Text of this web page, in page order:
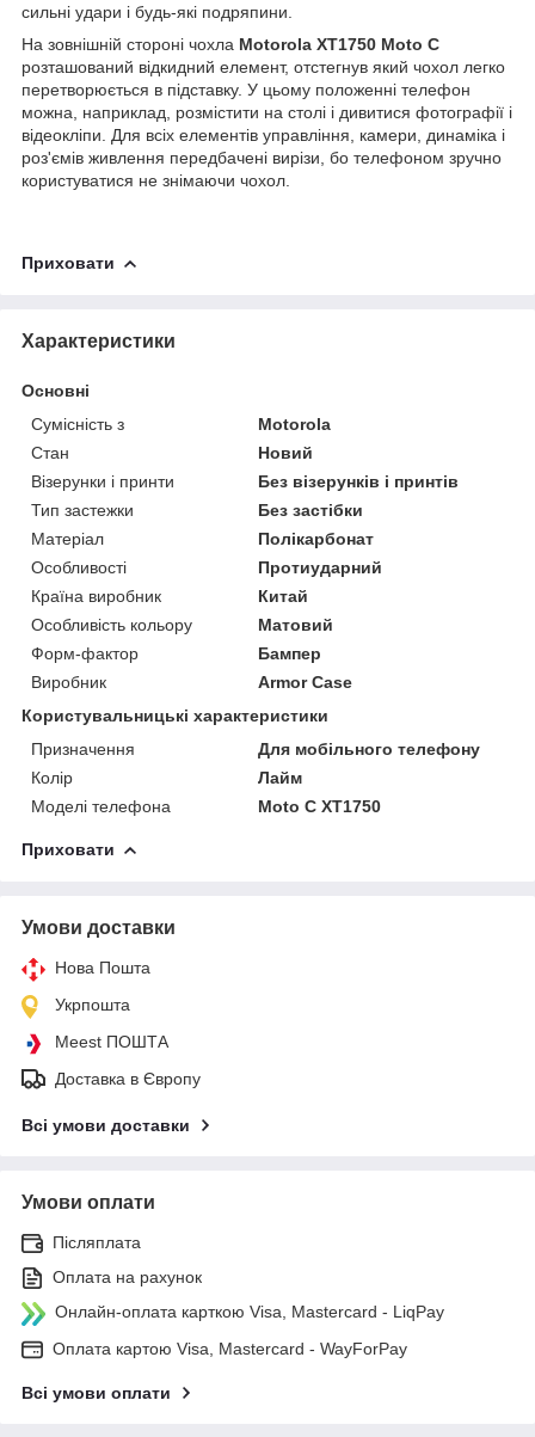
сильні удари і будь-які подряпини.
На зовнішній стороні чохла Motorola XT1750 Moto C
розташований відкидний елемент, отстегнув який чохол легко
перетворюється в підставку. У цьому положенні телефон
можна, наприклад, розмістити на столі і дивитися фотографії і
відеокліпи. Для всіх елементів управління, камери, динаміка і
роз'ємів живлення передбачені вирізи, бо телефоном зручно
користуватися не знімаючи чохол.
Приховати
Характеристики
Основні
Сумісність з
Motorola
Стан
Новий
Візерунки і принти
Без візерунків і принтів
Тип застежки
Без застібки
Матеріал
Полікарбонат
Особливості
Протиударний
Країна виробник
Китай
Особливість кольору
Матовий
Форм-фактор
Бампер
Виробник
Armor Case
Користувальницькі характеристики
Призначення
Для мобільного телефону
Колір
Лайм
Моделі телефона
Moto C XT1750
Приховати
Умови доставки
Нова Пошта
Укрпошта
Meest ПОШТА
Доставка в Європу
Всі умови доставки
Умови оплати
Післяплата
Оплата на рахунок
Онлайн-оплата карткою Visa, Mastercard - LiqPay
Оплата картою Visa, Mastercard - WayForPay
Всі умови оплати